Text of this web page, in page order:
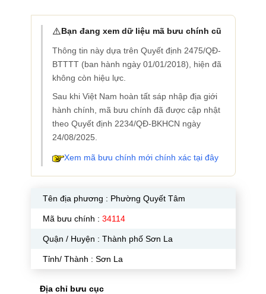
⚠️Bạn đang xem dữ liệu mã bưu chính cũ
Thông tin này dựa trên Quyết định 2475/QĐ-
BTTTT (ban hành ngày 01/01/2018), hiện đã
không còn hiệu lực.
Sau khi Việt Nam hoàn tất sáp nhập địa giới
hành chính, mã bưu chính đã được cập nhật
theo Quyết định 2234/QĐ-BKHCN ngày
24/08/2025.
Xem mã bưu chính mới chính xác tại đây
Tên địa phương : Phường Quyết Tâm
Mã bưu chính : 34114
Quận / Huyện : Thành phố Sơn La
Tỉnh/ Thành : Sơn La
Địa chỉ bưu cục